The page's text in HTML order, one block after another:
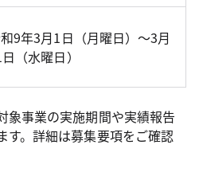
9年3月1日（月曜日）～3月
（水曜日）
事業の実施期間や実績報告
す。詳細は募集要項をご確認